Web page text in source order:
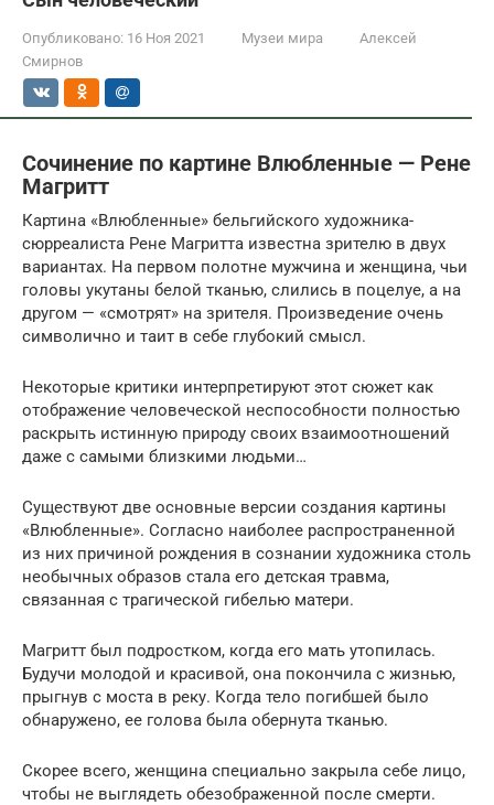
Опубликовано: 16 Ноя 2021 Музеи мира
Алексей
Смирнов
Сочинение по картине Влюбленные — Рене
Магритт
Картина «Влюбленные» бельгийского художника-
сюрреалиста Рене Магритта известна зрителю в двух
вариантах. На первом полотне мужчина и женщина, чьи
головы укутаны белой тканью, слились в поцелуе, а на
другом — «смотрят» на зрителя. Произведение очень
символично и таит в себе глубокий смысл.
Некоторые критики интерпретируют этот сюжет как
отображение человеческой неспособности полностью
раскрыть истинную природу своих взаимоотношений
даже с самыми близкими людьми…
Существуют две основные версии создания картины
«Влюбленные». Согласно наиболее распространенной
из них причиной рождения в сознании художника столь
необычных образов стала его детская травма,
связанная с трагической гибелью матери.
Магритт был подростком, когда его мать утопилась.
Будучи молодой и красивой, она покончила с жизнью,
прыгнув с моста в реку. Когда тело погибшей было
обнаружено, ее голова была обернута тканью.
Скорее всего, женщина специально закрыла себе лицо,
чтобы не выглядеть обезображенной после смерти.